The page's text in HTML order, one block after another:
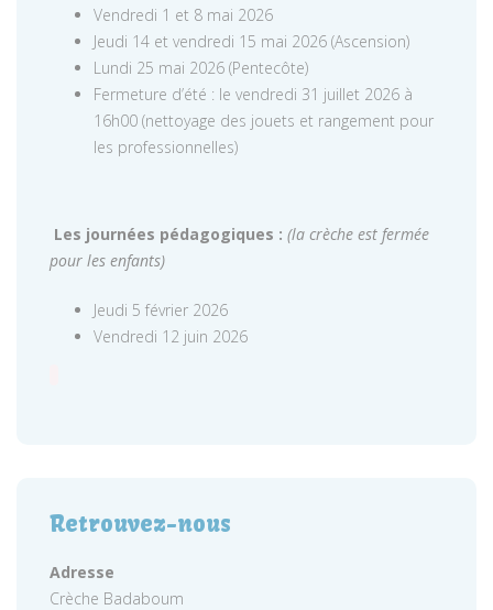
Vendredi 1 et 8 mai 2026
Jeudi 14 et vendredi 15 mai 2026 (Ascension)
Lundi 25 mai 2026 (Pentecôte)
Fermeture d’été : le vendredi 31 juillet 2026 à
16h00 (nettoyage des jouets et rangement pour
les professionnelles)
Les journées pédagogiques : (la crèche est fermée
pour les enfants)
Jeudi 5 février 2026
Vendredi 12 juin 2026
Retrouvez-nous
Adresse
Crèche Badaboum